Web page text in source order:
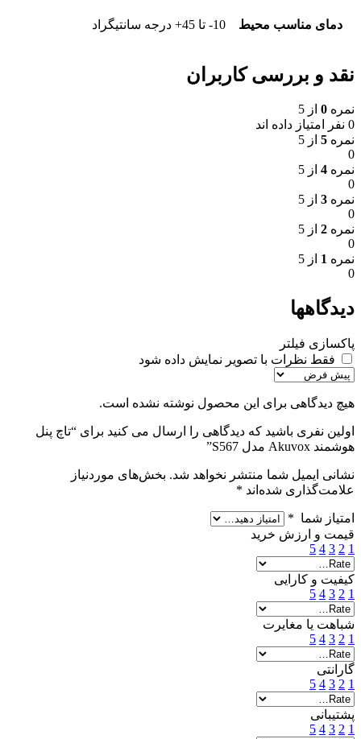
دمای مناسب محیط 10- تا 45+ درجه سانتیگراد
نقد و بررسی کاربران
نمره 0 از 5
0 نفر امتیاز داده اند
نمره 5 از 5
0
نمره 4 از 5
0
نمره 3 از 5
0
نمره 2 از 5
0
نمره 1 از 5
0
دیدگاهها
پاکسازی فیلتر
فقط نظرات با تصویر نمایش داده شود
هیچ دیدگاهی برای این محصول نوشته نشده است.
اولین نفری باشید که دیدگاهی را ارسال می کنید برای “تاچ پنل
هوشمند Akuvox مدل S567”
نشانی ایمیل شما منتشر نخواهد شد. بخش‌های موردنیاز
علامت‌گذاری شده‌اند *
امتیاز شما *
قیمت و ارزش خرید
1
2
3
4
5
کیفیت و کارایی
1
2
3
4
5
شباهت یا مغایرت
1
2
3
4
5
گارانتی
1
2
3
4
5
پشتیبانی
1
2
3
4
5